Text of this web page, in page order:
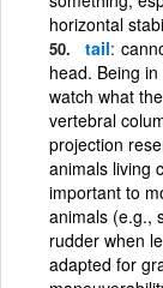
horizontal
tail
head. Being
watch what
vertebral
projection
animals living
important to
animals (e.g.,
rudder when
adapted for